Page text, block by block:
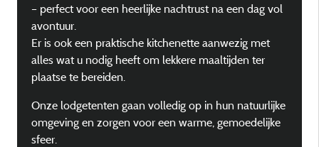
– perfect voor een heerlijke nachtrust na een dag vol
avontuur.
Er is ook een praktische kitchenette aanwezig met
alles wat u nodig heeft om lekkere maaltijden ter
plaatse te bereiden.
Onze lodgetenten gaan volledig op in hun natuurlijke
omgeving en zorgen voor een warme, gemoedelijke
sfeer.